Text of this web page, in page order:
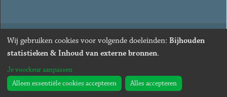
© 2026Ancien ministre et député honoraire
Webdesign & développement par Zenjoy de Louvain
Wij gebruiken cookies voor volgende doeleinden: Bijhouden
statistieken & Inhoud van externe bronnen.
Je voorkeur aanpassen
Alleen essentiële cookies accepteren
Alles accepteren